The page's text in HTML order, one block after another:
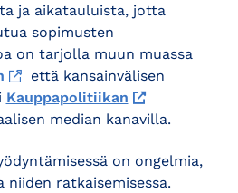
ja aikatauluista, jotta
sopimusten
on tarjolla muun muassa
että kansainvälisen
Kauppapolitiikan
median kanavilla.
on ongelmia,
ratkaisemisessa.